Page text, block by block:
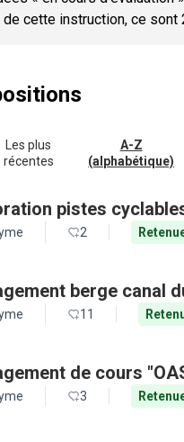
de cette instruction, ce
Les plus
récentes
A-Z
(alphabétique)
pistes
2
berge canal
11
de cours
3